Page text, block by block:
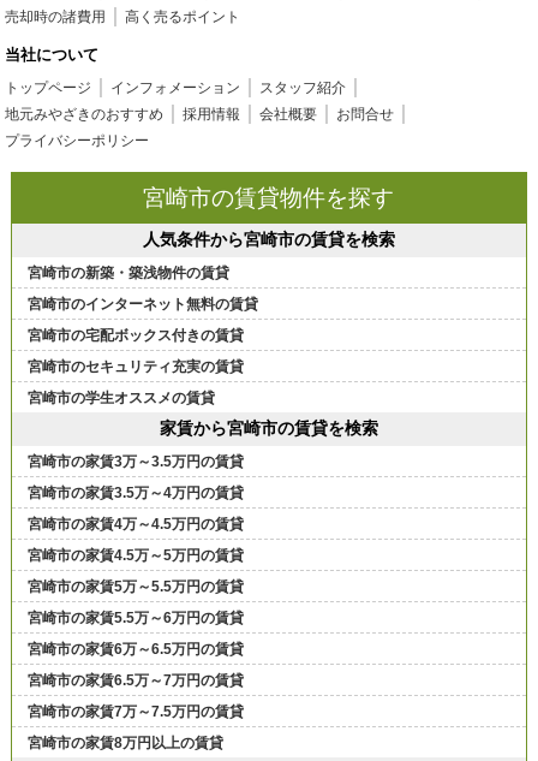
売却時の諸費用
高く売るポイント
当社について
トップページ インフォメーション
スタッフ紹介
地元みやざきのおすすめ
採用情報 会社概要
お問合せ
プライバシーポリシー
宮崎市の賃貸物件を探す
人気条件から宮崎市の賃貸を検索
宮崎市の新築・築浅物件の賃貸
宮崎市のインターネット無料の賃貸
宮崎市の宅配ボックス付きの賃貸
宮崎市のセキュリティ充実の賃貸
宮崎市の学生オススメの賃貸
家賃から宮崎市の賃貸を検索
宮崎市の家賃3万～3.5万円の賃貸
宮崎市の家賃3.5万～4万円の賃貸
宮崎市の家賃4万～4.5万円の賃貸
宮崎市の家賃4.5万～5万円の賃貸
宮崎市の家賃5万～5.5万円の賃貸
宮崎市の家賃5.5万～6万円の賃貸
宮崎市の家賃6万～6.5万円の賃貸
宮崎市の家賃6.5万～7万円の賃貸
宮崎市の家賃7万～7.5万円の賃貸
宮崎市の家賃8万円以上の賃貸